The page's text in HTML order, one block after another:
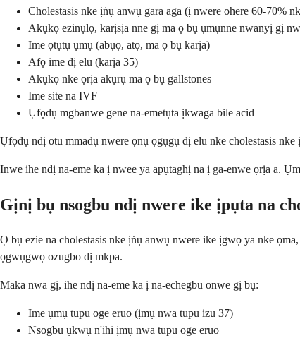
Cholestasis nke ịṅụ anwụ gara aga (ị nwere ohere 60-70%
Akụkọ ezinụlọ, karịsịa nne gị ma ọ bụ ụmụnne nwanyị gị
Ime ọtụtụ ụmụ (abụọ, atọ, ma ọ bụ karịa)
Afọ ime dị elu (karịa 35)
Akụkọ nke ọrịa akụrụ ma ọ bụ gallstones
Ime site na IVF
Ụfọdụ mgbanwe gene na-emetụta ịkwaga bile acid
Ụfọdụ ndị otu mmadụ nwere ọnụ ọgụgụ dị elu nke cholestasis
Inwe ihe ndị na-eme ka ị nwee ya apụtaghị na ị ga-enwe ọrịa a.
Gịnị bụ nsogbu ndị nwere ike ịpụta na
Ọ bụ ezie na cholestasis nke ịṅụ anwụ nwere ike ịgwọ ya nke
ọgwụgwọ ozugbo dị mkpa.
Maka nwa gị, ihe ndị na-eme ka ị na-echegbu onwe gị bụ:
Ime ụmụ tupu oge eruo (ịmụ nwa tupu izu 37)
Nsogbu ụkwụ n'ihi ịmụ nwa tupu oge eruo